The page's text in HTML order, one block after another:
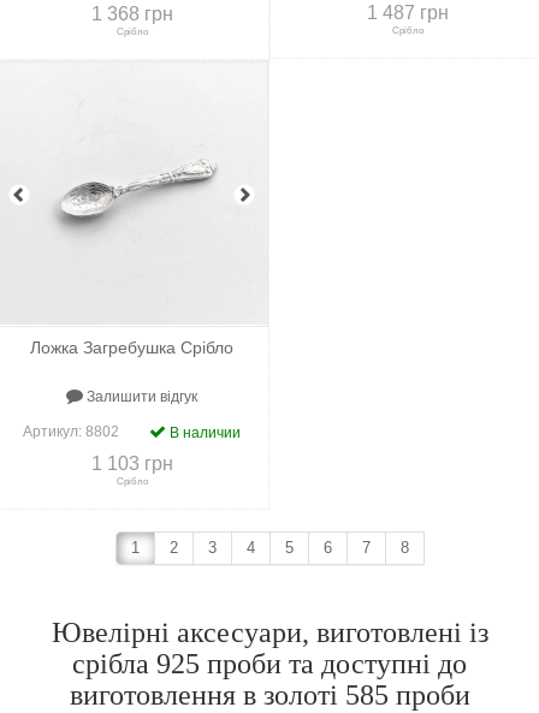
1 368 грн
Срібло
1 487 грн
Срібло
Ложка Загребушка Срібло
Залишити відгук
Артикул: 8802 В наличии
1 103 грн
Срібло
До порівняння +В закладки
1 2 3 4 5 6 7 8
Ювелірні аксесуари, виготовлені із
срібла 925 проби та доступні до
виготовлення в золоті 585 проби